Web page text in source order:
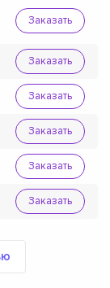
Заказать
Заказать
Заказать
Заказать
Заказать
Заказать